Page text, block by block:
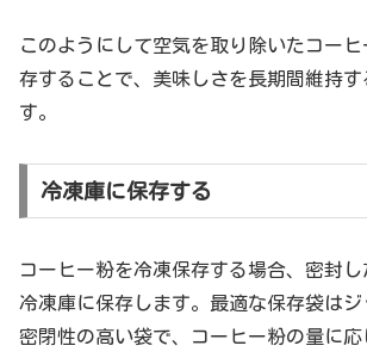
このようにして空気を取り除いたコー
存することで、美味しさを長期間維持
す。
冷凍庫に保存する
コーヒー粉を冷凍保存する場合、密封
冷凍庫に保存します。最適な保存袋は
密閉性の高い袋で、コーヒー粉の量に